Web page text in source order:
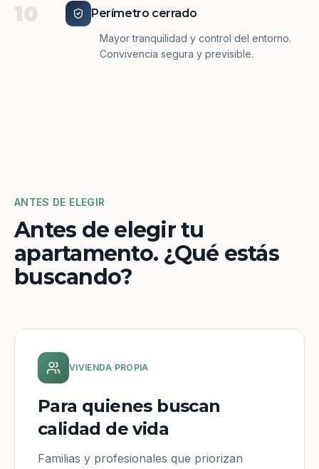
10 Perímetro cerrado
Mayor tranquilidad y control del entorno.
Convivencia segura y previsible.
ANTES DE ELEGIR
Antes de elegir tu
apartamento. ¿Qué estás
buscando?
VIVIENDA PROPIA
Para quienes buscan
calidad de vida
Familias y profesionales que priorizan